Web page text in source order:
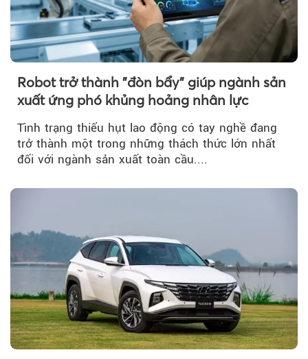
Robot trở thành "đòn bẩy" giúp ngành sản
xuất ứng phó khủng hoảng nhân lực
Tình trạng thiếu hụt lao động có tay nghề đang
trở thành một trong những thách thức lớn nhất
đối với ngành sản xuất toàn cầu....